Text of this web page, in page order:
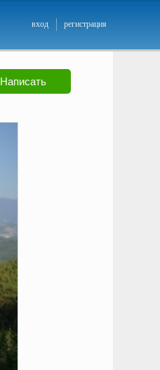
вход регистрация
Написать